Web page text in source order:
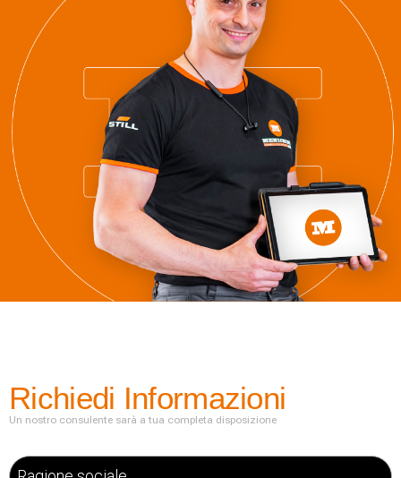
Richiedi Informazioni
Un nostro consulente sarà a tua completa disposizione